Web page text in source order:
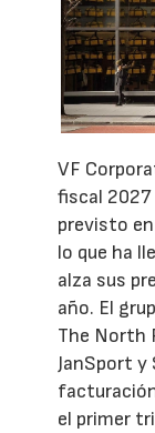
VF
fiscal
previsto
lo que ha
alza sus
año. El
The North
JanSport
el primer